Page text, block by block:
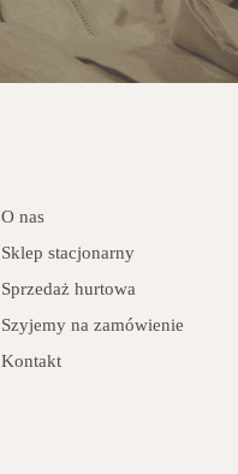
O nas
Sklep stacjonarny
Sprzedaż hurtowa
Szyjemy na zamówienie
Kontakt